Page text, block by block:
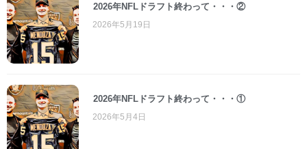
2026年NFLドラフト終わって・・・②
2026年5月19日
2026年NFLドラフト終わって・・・①
2026年5月4日